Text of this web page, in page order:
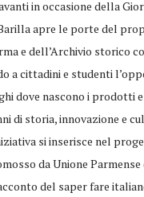
in occasione della
apre le porte del
e dell’Archivio storico
a cittadini e studenti
dove nascono i prodotti
di storia, innovazione e
si inserisce nel
da Unione Parmense
del saper fare